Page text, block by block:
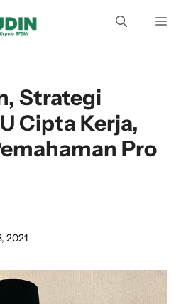
Strategi
Cipta Kerja,
Pro
2021